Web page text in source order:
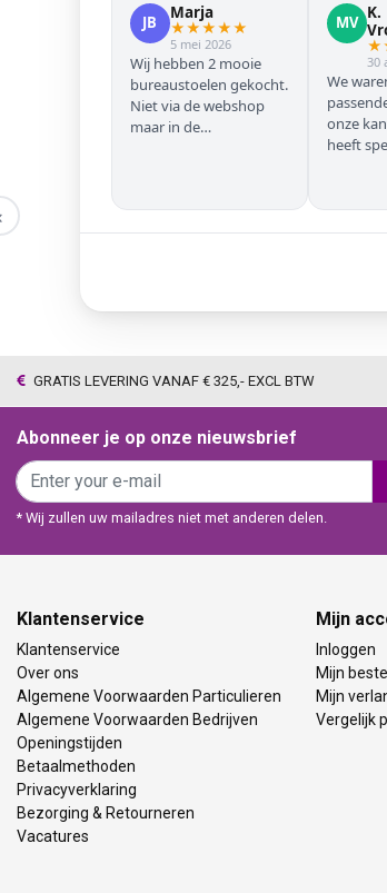
JB
Marja
★★★★★
5 mei 2026
Wij hebben 2 mooie
bureaustoelen gekocht.
Niet via de webshop
maar in de
MV
K.
★
30
We
onze
heeft
zodat
met
GRATIS LEVERING VANAF € 325,- EXCL BTW
Abonneer je op onze nieuwsbrief
* Wij zullen uw mailadres niet met anderen delen.
Klantenservice
Klantenservice
Over ons
Algemene Voorwaarden Particulieren
Algemene Voorwaarden Bedrijven
Openingstijden
Betaalmethoden
Privacyverklaring
Bezorging & Retourneren
Vacatures
Mijn
Inloggen
Mijn
Mijn
Vergelijk